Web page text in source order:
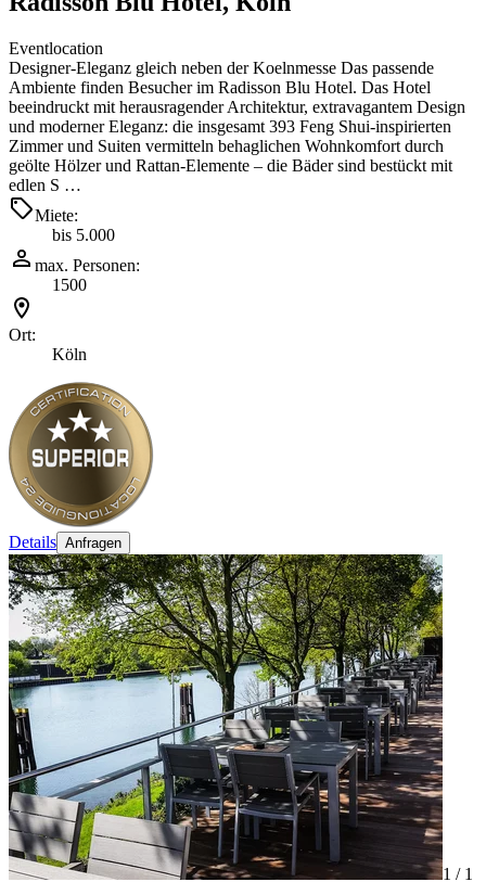
Eventlocation
Designer-Eleganz gleich neben der Koelnmesse Das passende
Ambiente finden Besucher im Radisson Blu Hotel. Das Hotel
beeindruckt mit herausragender Architektur, extravagantem Design
und moderner Eleganz: die insgesamt 393 Feng Shui-inspirierten
Zimmer und Suiten vermitteln behaglichen Wohnkomfort durch
geölte Hölzer und Rattan-Elemente – die Bäder sind bestückt mit
edlen S …
Miete:
bis 5.000
max. Personen:
1500
Ort:
Köln
Details Anfragen
1 / 1